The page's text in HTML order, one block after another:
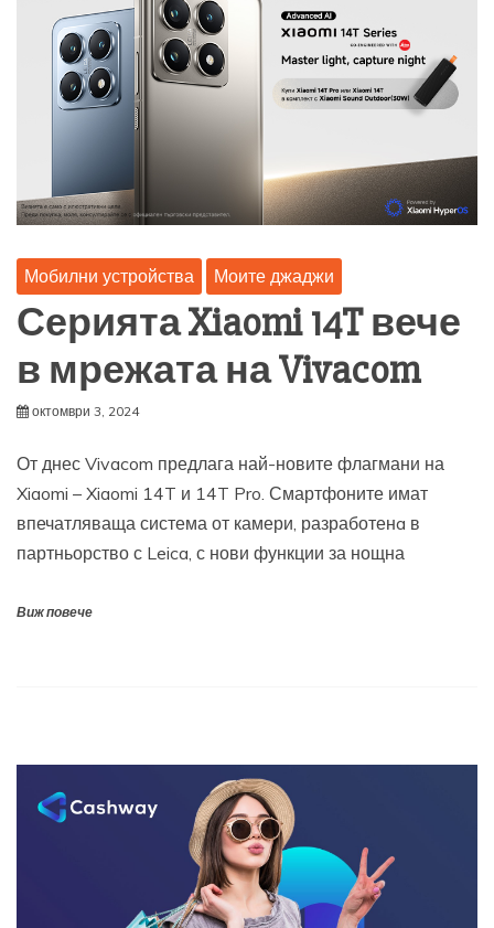
Мобилни устройства Моите джаджи
Серията Xiaomi 14T вече
в мрежата на Vivacom
октомври 3, 2024
От днес Vivacom предлага най-новите флагмани на
Xiaomi – Xiaomi 14T и 14T Pro. Смартфоните имат
впечатляваща система от камери, разработенa в
партньорство с Leica, с нови функции за нощна
Виж повече